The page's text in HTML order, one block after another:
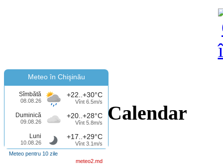
Meteo în Chişinău
Sîmbătă
08.08.26
+22..+30°C
Vînt 6.5m/s
Duminică
09.08.26
+20..+28°C
Vînt 5.8m/s
Luni
10.08.26
+17..+29°C
Vînt 3.1m/s
Meteo pentru 10 zile
meteo2.md
Calendar